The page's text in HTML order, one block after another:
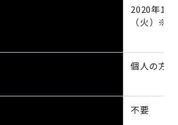
2020年1月
（火）※
個人の方
不要